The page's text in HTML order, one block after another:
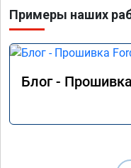
Примеры наших
Блог -